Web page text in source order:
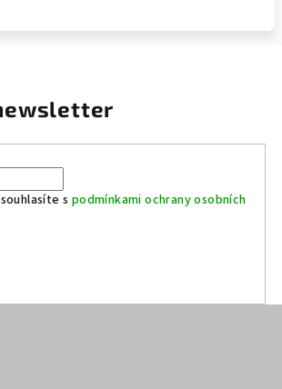
s podmínkami ochrany osobních